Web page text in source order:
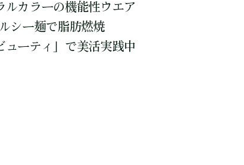
ルカラーの機能性ウエア
シー麺で脂肪燃焼
ューティ」で美活実践中